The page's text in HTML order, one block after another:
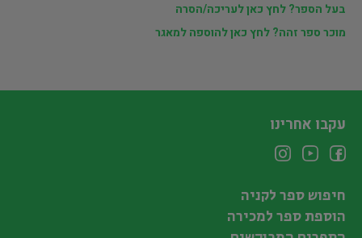
בעל הספר? לחץ כאן לעריכה/הסרה
מוכר ספר זהה? לחץ כאן להוספה למאגר
עקבו אחרינו
חיפוש ספר לקניה
הוספת ספר למכירה